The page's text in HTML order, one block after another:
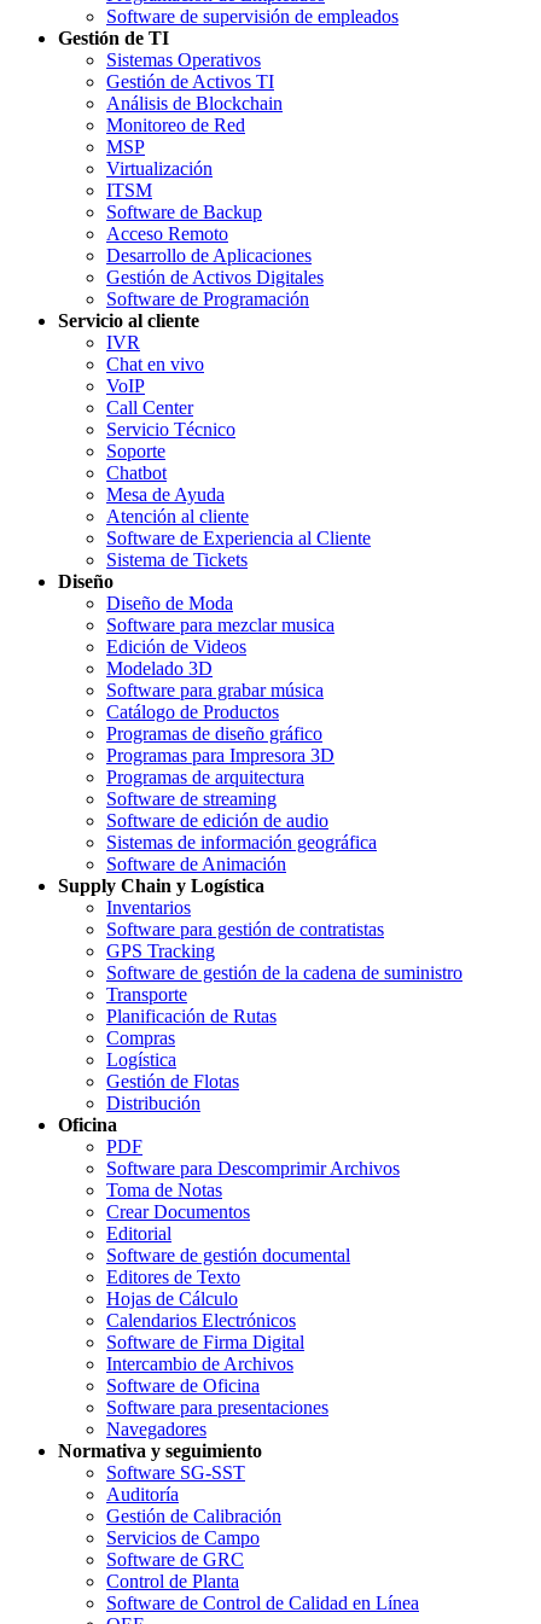
Software de supervisión de empleados
Gestión de TI
Sistemas Operativos
Gestión de Activos TI
Análisis de Blockchain
Monitoreo de Red
MSP
Virtualización
ITSM
Software de Backup
Acceso Remoto
Desarrollo de Aplicaciones
Gestión de Activos Digitales
Software de Programación
Servicio al cliente
IVR
Chat en vivo
VoIP
Call Center
Servicio Técnico
Soporte
Chatbot
Mesa de Ayuda
Atención al cliente
Software de Experiencia al Cliente
Sistema de Tickets
Diseño
Diseño de Moda
Software para mezclar musica
Edición de Videos
Modelado 3D
Software para grabar música
Catálogo de Productos
Programas de diseño gráfico
Programas para Impresora 3D
Programas de arquitectura
Software de streaming
Software de edición de audio
Sistemas de información geográfica
Software de Animación
Supply Chain y Logística
Inventarios
Software para gestión de contratistas
GPS Tracking
Software de gestión de la cadena de suministro
Transporte
Planificación de Rutas
Compras
Logística
Gestión de Flotas
Distribución
Oficina
PDF
Software para Descomprimir Archivos
Toma de Notas
Crear Documentos
Editorial
Software de gestión documental
Editores de Texto
Hojas de Cálculo
Calendarios Electrónicos
Software de Firma Digital
Intercambio de Archivos
Software de Oficina
Software para presentaciones
Navegadores
Normativa y seguimiento
Software SG-SST
Auditoría
Gestión de Calibración
Servicios de Campo
Software de GRC
Control de Planta
Software de Control de Calidad en Línea